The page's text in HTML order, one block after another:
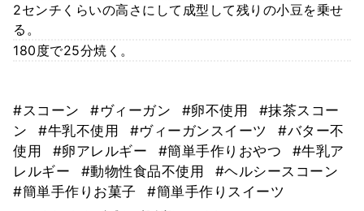
2センチくらいの高さにして成型して残りの小豆を乗せ
る。
180度で25分焼く。
#スコーン #ヴィーガン #卵不使用
#抹茶スコー
ン
#牛乳不使用 #ヴィーガンスイーツ
#バター不
使用
#卵アレルギー #簡単手作りおやつ
#牛乳ア
レルギー
#動物性食品不使用
#ヘルシースコーン
#簡単手作りお菓子
#簡単手作りスイーツ